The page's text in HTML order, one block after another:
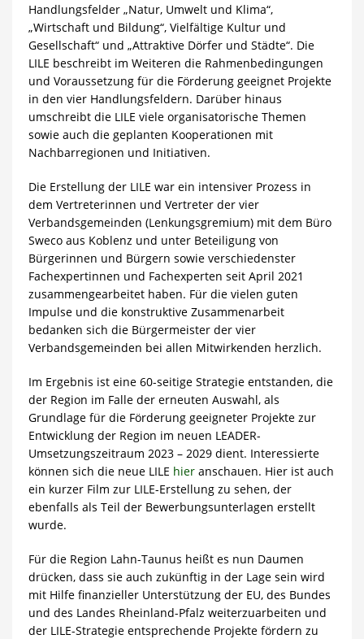
Handlungsfelder „Natur, Umwelt und Klima“,
„Wirtschaft und Bildung“, Vielfältige Kultur und
Gesellschaft“ und „Attraktive Dörfer und Städte“. Die
LILE beschreibt im Weiteren die Rahmenbedingungen
und Voraussetzung für die Förderung geeignet Projekte
in den vier Handlungsfeldern. Darüber hinaus
umschreibt die LILE viele organisatorische Themen
sowie auch die geplanten Kooperationen mit
Nachbarregionen und Initiativen.
Die Erstellung der LILE war ein intensiver Prozess in
dem Vertreterinnen und Vertreter der vier
Verbandsgemeinden (Lenkungsgremium) mit dem Büro
Sweco aus Koblenz und unter Beteiligung von
Bürgerinnen und Bürgern sowie verschiedenster
Fachexpertinnen und Fachexperten seit April 2021
zusammengearbeitet haben. Für die vielen guten
Impulse und die konstruktive Zusammenarbeit
bedanken sich die Bürgermeister der vier
Verbandsgemeinden bei allen Mitwirkenden herzlich.
Im Ergebnis ist eine 60-seitige Strategie entstanden, die
der Region im Falle der erneuten Auswahl, als
Grundlage für die Förderung geeigneter Projekte zur
Entwicklung der Region im neuen LEADER-
Umsetzungszeitraum 2023 – 2029 dient. Interessierte
können sich die neue LILE hieranschauen. Hier ist auch
ein kurzer Film zur LILE-Erstellung zu sehen, der
ebenfalls als Teil der Bewerbungsunterlagen erstellt
wurde.
Für die Region Lahn-Taunus heißt es nun Daumen
drücken, dass sie auch zukünftig in der Lage sein wird
mit Hilfe finanzieller Unterstützung der EU, des Bundes
und des Landes Rheinland-Pfalz weiterzuarbeiten und
der LILE-Strategie entsprechende Projekte fördern zu